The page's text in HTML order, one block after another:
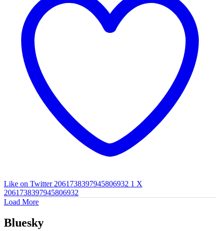
Like on Twitter 2061738397945806932 1 X
2061738397945806932
Load More
Bluesky